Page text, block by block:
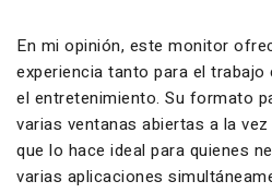
En mi opinión, este monitor
experiencia tanto para el
el entretenimiento. Su formato
varias ventanas abiertas a la
que lo hace ideal para quienes
varias aplicaciones